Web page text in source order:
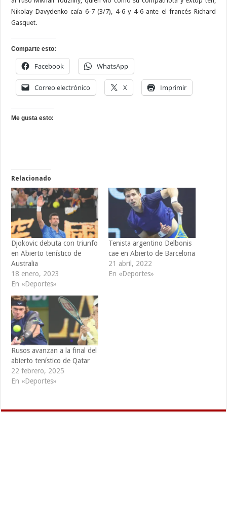
Nikolay Davydenko caía 6-7 (3/7), 4-6 y 4-6 ante el francés Richard
Gasquet.
Comparte esto:
Facebook WhatsApp
Correo electrónico X Imprimir
Me gusta esto:
Relacionado
Djokovic debuta con triunfo
en Abierto tenístico de
Australia
18 enero, 2023
En «Deportes»
Tenista argentino Delbonis
cae en Abierto de Barcelona
21 abril, 2022
En «Deportes»
Rusos avanzan a la final del
abierto tenístico de Qatar
22 febrero, 2025
En «Deportes»